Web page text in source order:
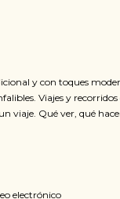
y con toques
Viajes y
viaje. Qué ver, qué
electrónico